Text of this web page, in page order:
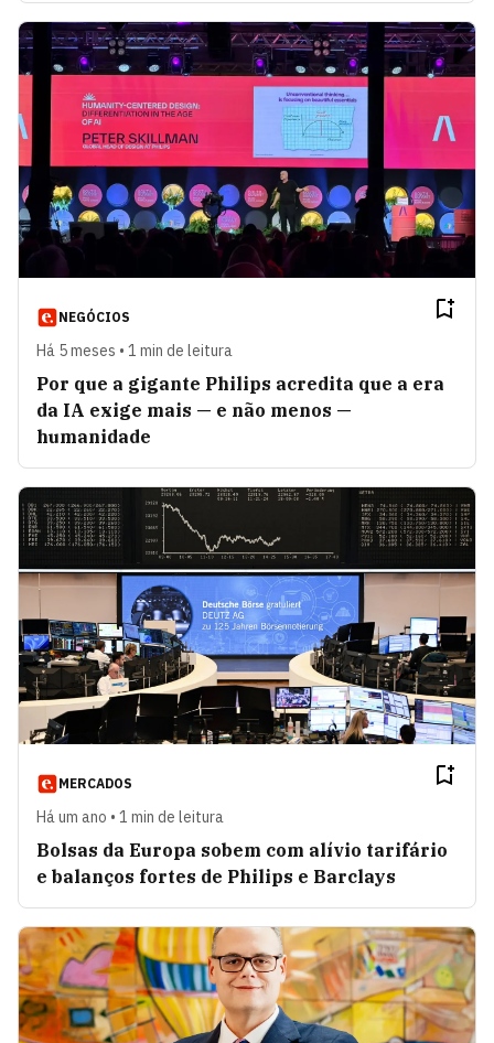
NEGÓCIOS
Há 5 meses • 1 min de leitura
Por que a gigante Philips acredita que a era
da IA exige mais — e não menos —
humanidade
MERCADOS
Há um ano • 1 min de leitura
Bolsas da Europa sobem com alívio tarifário
e balanços fortes de Philips e Barclays